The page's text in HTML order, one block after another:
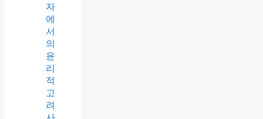
자
에
서
의
윤
리
적
고
려